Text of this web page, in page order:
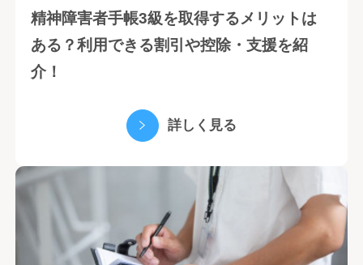
精神障害者手帳3級を取得するメリットは
ある？利用できる割引や控除・支援を紹
介！
詳しく見る